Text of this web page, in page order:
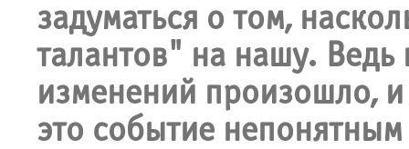
задуматься о том,
талантов" на нашу. Ведь
изменений произошло,
это событие